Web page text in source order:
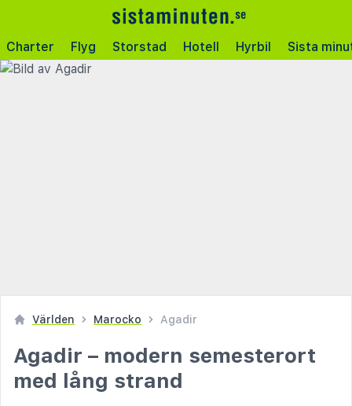
Charter Flyg Storstad Hotell Hyrbil Sista
Världen Marocko Agadir
Agadir – modern semesterort
med lång strand